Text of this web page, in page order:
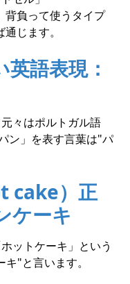
背負って使うタイプ
じます。
語表現：
々はポルトガル語
ン」を表す言葉は"パ
cake）正
ケーキ
ットケーキ」という
"と言います。